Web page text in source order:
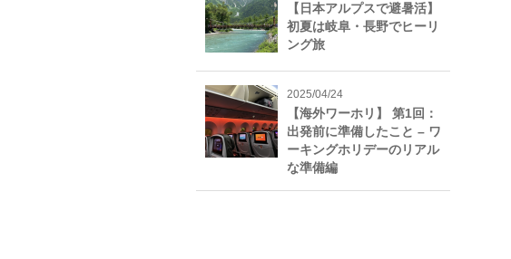
【日本アルプスで避暑活】
初夏は岐阜・長野でヒーリ
ング旅
2025/04/24
【海外ワーホリ】 第1回：
出発前に準備したこと – ワ
ーキングホリデーのリアル
な準備編